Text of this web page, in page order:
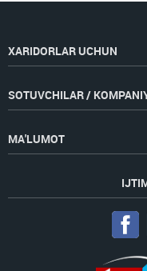
XARIDORLAR UCHUN
SOTUVCHILAR /
MA'LUMOT